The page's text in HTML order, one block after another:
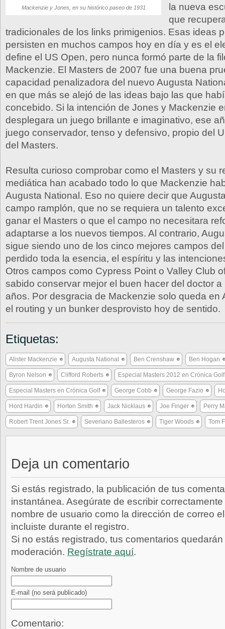
Mackenzie y Jones, en su histórico paseo de 1931
la nueva
que
tradicionales de los links primigenios. Esas ideas
persisten en muchos campos hoy en día y es el
define el US Open, pero nunca formó parte de la
Mackenzie. El Masters de 2007 fue una buena
capacidad penalizadora del nuevo Augusta
en que más se alejó de las ideas bajo las que
concebido. Si la intención de Jones y Mackenzie
desplegara un juego brillante e imaginativo, ese
juego conservador, tenso y defensivo, propio del
del Masters.
Resulta curioso comprobar como el Masters y su
mediática han acabado todo lo que Mackenzie
Augusta National. Eso no quiere decir que
campo ramplón, que no se requiera un talento
ganar el Masters o que el campo no necesitara
adaptarse a los nuevos tiempos. Al contrario,
sigue siendo uno de los cinco mejores campos
perdido toda la esencia, el espíritu y las
Otros campos como Cypress Point o Valley Club
sabido conservar mejor el buen hacer del doctor a
años. Por desgracia de Mackenzie solo queda en
el routing y un bunker desprovisto hoy de sentido.
Etiquetas:
Alister Mackenzie Augusta National Ben Crenshaw Ben Hogan
Byron Nelson Clifford Roberts Especial Masters 2012 en Crónica Golf
Especial Masters en Crónica Golf George Cobb George Fazio
Hord Hardin Horton Smith Jack Nicklaus Joe Finger Perry
Robert Trent Jones Sr. Severiano Ballesteros Tiger Woods Tom
Deja un comentario
Si estás registrado, la publicación de tus
instantánea. Asegúrate de escribir
nombre de usuario como la dirección de correo
incluiste durante el registro.
Si no estás registrado, tus comentarios
moderación. Regístrate aquí.
Nombre de usuario
E-mail (no será publicado)
Comentario: